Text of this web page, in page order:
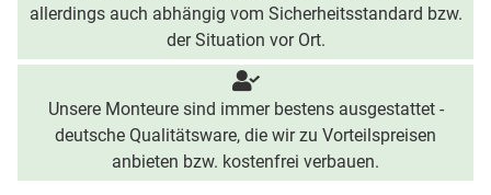
allerdings auch abhängig vom Sicherheitsstandard bzw.
der Situation vor Ort.
Unsere Monteure sind immer bestens ausgestattet -
deutsche Qualitätsware, die wir zu Vorteilspreisen
anbieten bzw. kostenfrei verbauen.